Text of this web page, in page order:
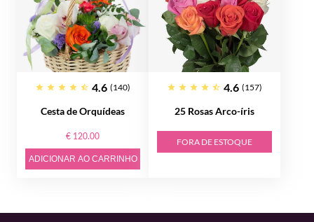
4.6 (140)
Cesta de Orquídeas
€ 120.00
ADICIONAR AO CARRINHO
4.6 (157)
25 Rosas Arco-íris
FORA DE ESTOQUE